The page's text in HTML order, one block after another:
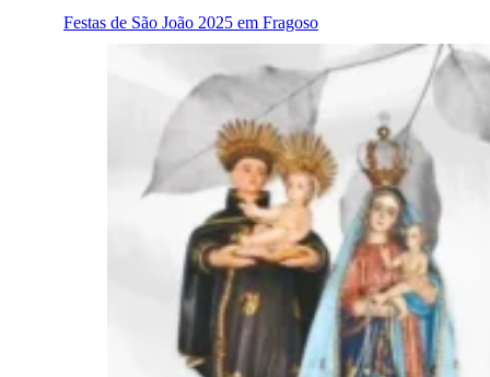
Festas de São João 2025 em Fragoso